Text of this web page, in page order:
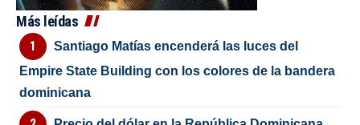
Más leídas
Santiago Matías encenderá las luces del
Empire State Building con los colores de la bandera
dominicana